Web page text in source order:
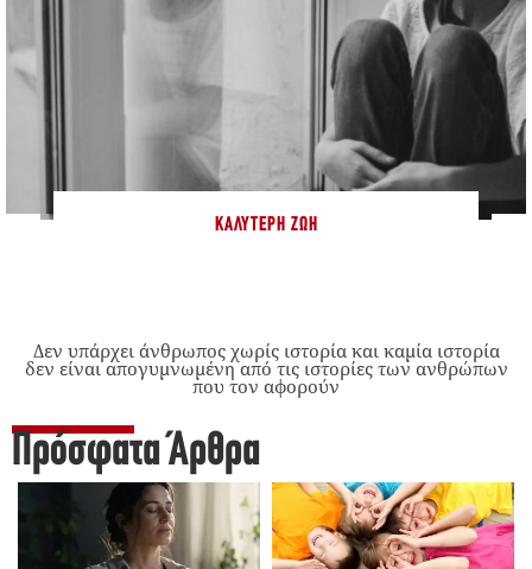
ΚΑΛΎΤΕΡΗ ΖΩΉ
Δεν υπάρχει άνθρωπος χωρίς ιστορία και καμία ιστορία
δεν είναι απογυμνωμένη από τις ιστορίες των ανθρώπων
που τον αφορούν
Πρόσφατα Άρθρα